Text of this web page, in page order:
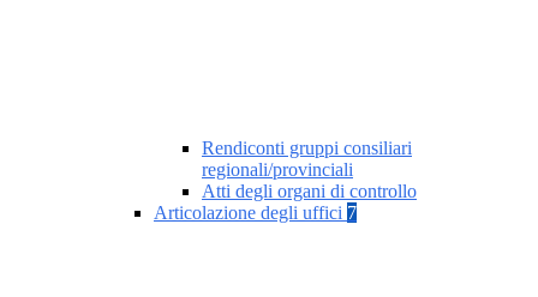
Rendiconti gruppi consiliari
regionali/provinciali
Atti degli organi di controllo
Articolazione degli uffici 7